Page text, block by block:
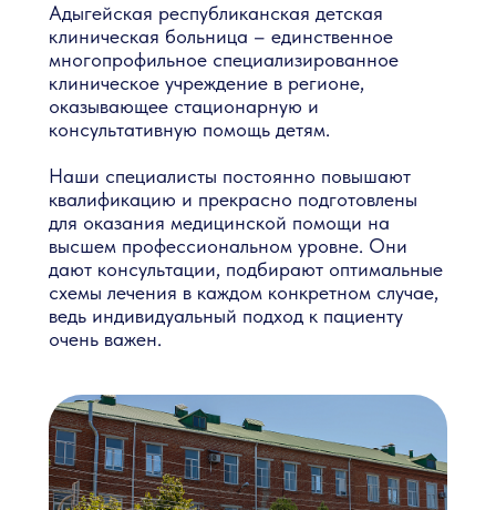
Адыгейская республиканская детская
клиническая больница – единственное
многопрофильное специализированное
клиническое учреждение в регионе,
оказывающее стационарную и
консультативную помощь детям.
Наши специалисты постоянно повышают
квалификацию и прекрасно подготовлены
для оказания медицинской помощи на
высшем профессиональном уровне. Они
дают консультации, подбирают оптимальные
схемы лечения в каждом конкретном случае,
ведь индивидуальный подход к пациенту
очень важен.